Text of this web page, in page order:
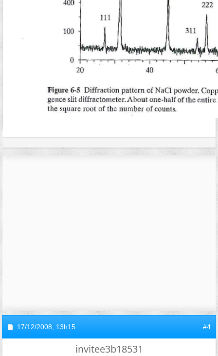
17/12/2008, 13h15 #4
invitee3b18531